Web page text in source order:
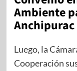
Ambiente
Anchipurac
Luego, la
Cooperación